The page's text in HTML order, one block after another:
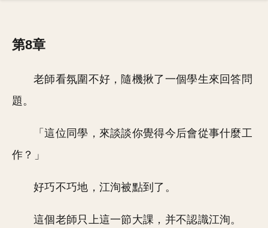
第8章
老師看氛圍不好，隨機揪了一個學生來回答問
題。
「這位同學，來談談你覺得今后會從事什麼工
作？」
好巧不巧地，江洵被點到了。
這個老師只上這一節大課，并不認識江洵。